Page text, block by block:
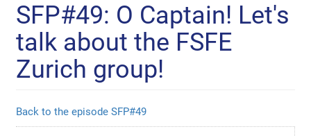
SFP#49: O Captain! Let's
talk about the FSFE
Zurich group!
Back to the episode SFP#49